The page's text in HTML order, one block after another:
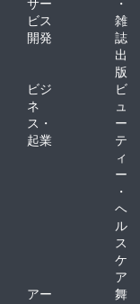
ビス
開発
雑
誌
出
版
ビジ
ネ
ス・
起業
ビ
ュ
ー
テ
ィ
ー
・
ヘ
ル
ス
ケ
ア
アー
舞